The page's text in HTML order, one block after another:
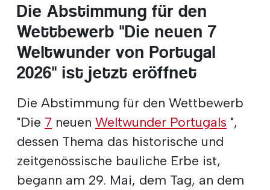
Die Abstimmung für den
Wettbewerb "Die neuen 7
Weltwunder von Portugal
2026" ist jetzt eröffnet
Die Abstimmung für den Wettbewerb
"Die 7 neuen Weltwunder Portugals ",
dessen Thema das historische und
zeitgenössische bauliche Erbe ist,
begann am 29. Mai, dem Tag, an dem